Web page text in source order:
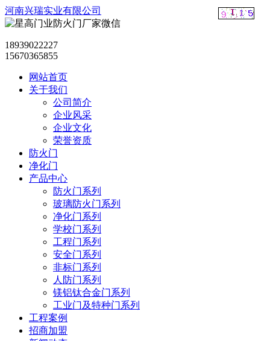
河南兴瑞实业有限公司
18939022227
15670365855
网站首页
关于我们
公司简介
企业风采
企业文化
荣誉资质
防火门
净化门
产品中心
防火门系列
玻璃防火门系列
净化门系列
学校门系列
工程门系列
安全门系列
非标门系列
人防门系列
镁铝钛合金门系列
工业门及特种门系列
工程案例
招商加盟